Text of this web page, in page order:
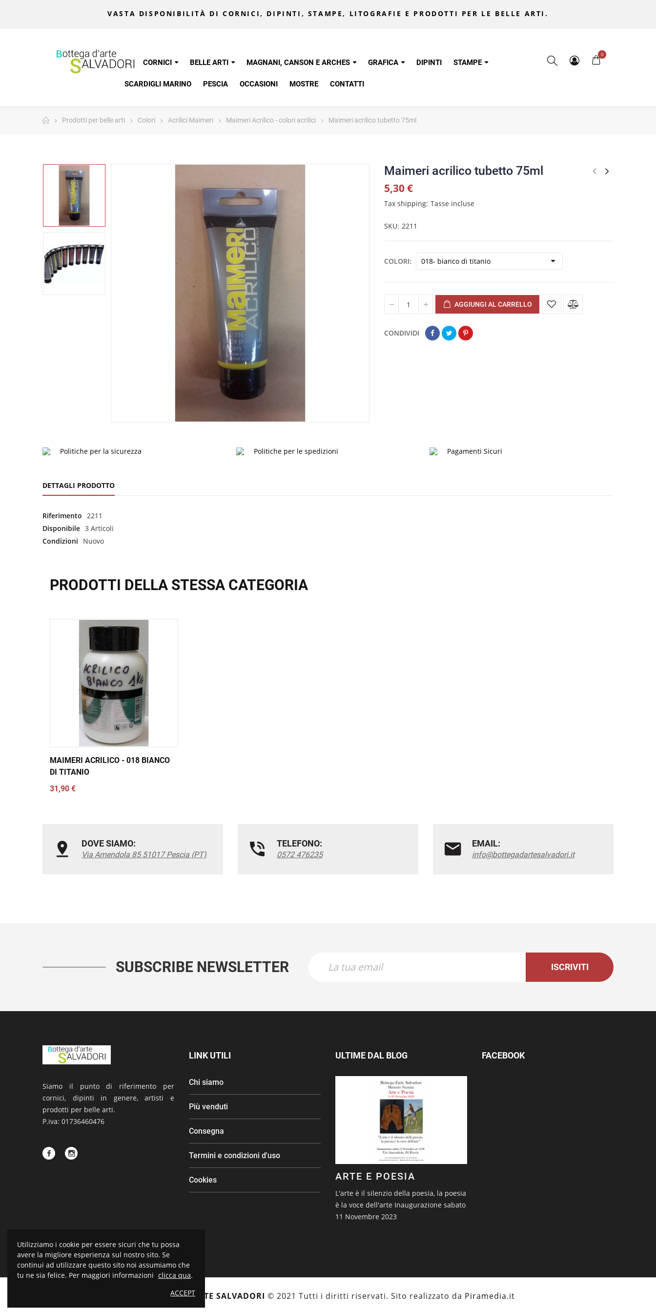
VASTA DISPONIBILITÀ DI CORNICI, DIPINTI, STAMPE, LITOGRAFIE E PRODOTTI PER LE BELLE ARTI.
CORNICI BELLE ARTI MAGNANI, CANSON E ARCHES GRAFICA DIPINTI STAMPE
SCARDIGLI MARINO PESCIA OCCASIONI MOSTRE CONTATTI
0
Prodotti per belle arti Colori Acrilici Maimeri Maimeri Acrilico - colori acrilici Maimeri acrilico tubetto 75ml
Maimeri acrilico tubetto 75ml
5,30 €
Tax shipping Tasse incluse
SKU 2211
COLORI
AGGIUNGI AL CARRELLO
CONDIVIDI
Politiche per la sicurezza Politiche per le spedizioni Pagamenti Sicuri
DETTAGLI PRODOTTO
Riferimento 2211
Disponibile 3 Articoli
Condizioni
Nuovo
PRODOTTI DELLA STESSA CATEGORIA
MAIMERI ACRILICO - 018 BIANCO
DI TITANIO
31,90 €
DOVE SIAMO:
Via Amendola 85 51017 Pescia (PT)
TELEFONO:
0572 476235
EMAIL:
info@bottegadartesalvadori.it
SUBSCRIBE NEWSLETTER ISCRIVITI
Siamo il punto di riferimento per
cornici, dipinti in genere, artisti e
prodotti per belle arti.
P.iva: 01736460476
LINK UTILI
Chi siamo
Più venduti
Consegna
Termini e condizioni d'uso
Cookies
ULTIME DAL BLOG
ARTE E POESIA
L'arte è il silenzio della poesia, la poesia
è la voce dell'arte Inaugurazione sabato
11 Novembre 2023
FACEBOOK
BOTTEGA D'ARTE SALVADORI © 2021 Tutti i diritti riservati. Sito realizzato da Piramedia.it
Utilizziamo i cookie per essere sicuri che tu possa
avere la migliore esperienza sul nostro sito. Se
continui ad utilizzare questo sito noi assumiamo che
tu ne sia felice. Per maggiori informazioni clicca qua.
ACCEPT